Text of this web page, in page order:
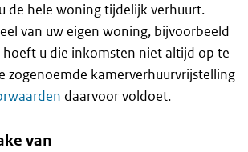
de hele woning tijdelijk verhuurt.
van uw eigen woning, bijvoorbeeld
hoeft u die inkomsten niet altijd op te
zogenoemde kamerverhuurvrijstelling
daarvoor voldoet.
van